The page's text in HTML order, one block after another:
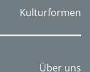
Kulturformen
Über uns